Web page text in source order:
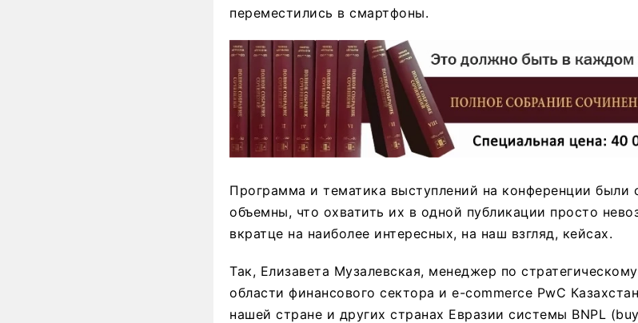
переместились в смартфоны.
Программа и тематика выступлений на конференции были
объемны, что охватить их в одной публикации просто
вкратце на наиболее интересных, на наш взгляд, кейсах.
Так, Елизавета Музалевская, менеджер по
области финансового сектора и e-commerce PwC
нашей стране и других странах Евразии системы BNPL